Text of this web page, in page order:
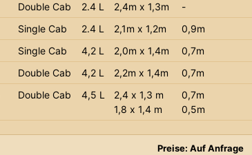
Double Cab 2.4 L 2,4m x 1,3m
-
Single Cab 2.4 L 2,1m x 1,2m
0,9m
Single Cab 4,2 L 2,0m x 1,4m
0,7m
Double Cab 4,2 L 2,2m x 1,4m
0,7m
Double Cab 4,5 L
2,4 x 1,3 m
1,8 x 1,4 m
0,7m
0,5m
Preise: Auf Anfrage